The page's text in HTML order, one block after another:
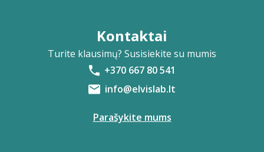
Kontaktai
Turite klausimų? Susisiekite su mumis
+370 667 80 541
info@elvislab.lt
Parašykite mums